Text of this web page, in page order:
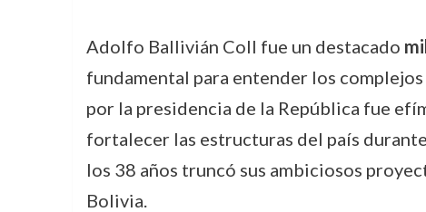
Adolfo Ballivián Coll fue un destacado
fundamental para entender los
por la presidencia de la República fue
fortalecer las estructuras del país
los 38 años truncó sus ambiciosos
Bolivia.